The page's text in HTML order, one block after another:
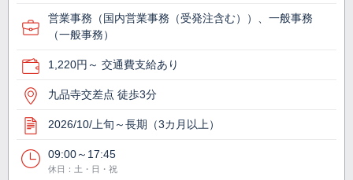
営業事務（国内営業事務（受発注含む））、一般事務
（一般事務）
1,220円～ 交通費支給あり
九品寺交差点 徒歩3分
2026/10/上旬～長期（3カ月以上）
09:00～17:45
休日：土・日・祝